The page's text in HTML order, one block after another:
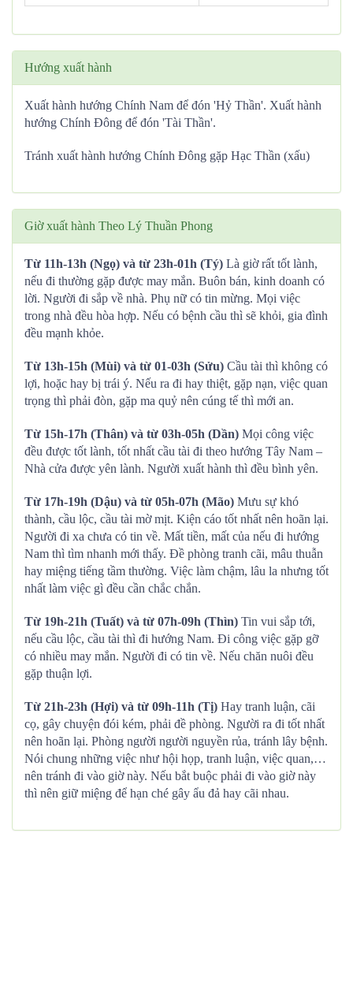
Hướng xuất hành
Xuất hành hướng Chính Nam để đón 'Hỷ Thần'. Xuất hành
hướng Chính Đông để đón 'Tài Thần'.
Tránh xuất hành hướng Chính Đông gặp Hạc Thần (xấu)
Giờ xuất hành Theo Lý Thuần Phong
Từ 11h-13h (Ngọ) và từ 23h-01h (Tý) Là giờ rất tốt lành,
nếu đi thường gặp được may mắn. Buôn bán, kinh doanh có
lời. Người đi sắp về nhà. Phụ nữ có tin mừng. Mọi việc
trong nhà đều hòa hợp. Nếu có bệnh cầu thì sẽ khỏi, gia đình
đều mạnh khỏe.
Từ 13h-15h (Mùi) và từ 01-03h (Sửu) Cầu tài thì không có
lợi, hoặc hay bị trái ý. Nếu ra đi hay thiệt, gặp nạn, việc quan
trọng thì phải đòn, gặp ma quỷ nên cúng tế thì mới an.
Từ 15h-17h (Thân) và từ 03h-05h (Dần) Mọi công việc
đều được tốt lành, tốt nhất cầu tài đi theo hướng Tây Nam –
Nhà cửa được yên lành. Người xuất hành thì đều bình yên.
Từ 17h-19h (Dậu) và từ 05h-07h (Mão) Mưu sự khó
thành, cầu lộc, cầu tài mờ mịt. Kiện cáo tốt nhất nên hoãn lại.
Người đi xa chưa có tin về. Mất tiền, mất của nếu đi hướng
Nam thì tìm nhanh mới thấy. Đề phòng tranh cãi, mâu thuẫn
hay miệng tiếng tầm thường. Việc làm chậm, lâu la nhưng tốt
nhất làm việc gì đều cần chắc chắn.
Từ 19h-21h (Tuất) và từ 07h-09h (Thìn) Tin vui sắp tới,
nếu cầu lộc, cầu tài thì đi hướng Nam. Đi công việc gặp gỡ
có nhiều may mắn. Người đi có tin về. Nếu chăn nuôi đều
gặp thuận lợi.
Từ 21h-23h (Hợi) và từ 09h-11h (Tị) Hay tranh luận, cãi
cọ, gây chuyện đói kém, phải đề phòng. Người ra đi tốt nhất
nên hoãn lại. Phòng người người nguyền rủa, tránh lây bệnh.
Nói chung những việc như hội họp, tranh luận, việc quan,…
nên tránh đi vào giờ này. Nếu bắt buộc phải đi vào giờ này
thì nên giữ miệng để hạn ché gây ẩu đả hay cãi nhau.